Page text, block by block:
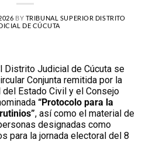
BY TRIBUNAL SUPERIOR DISTRITO
DE CÚCUTA
Distrito Judicial de Cúcuta se
Conjunta remitida por la
Estado Civil y el Consejo
“Protocolo para la
, así como el material de
designadas como
para la jornada electoral del 8